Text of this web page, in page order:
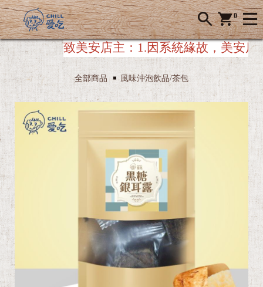
0
致美安店主：1.因系統緣故，美安店主下
全部商品 風味沖泡飲品/茶包